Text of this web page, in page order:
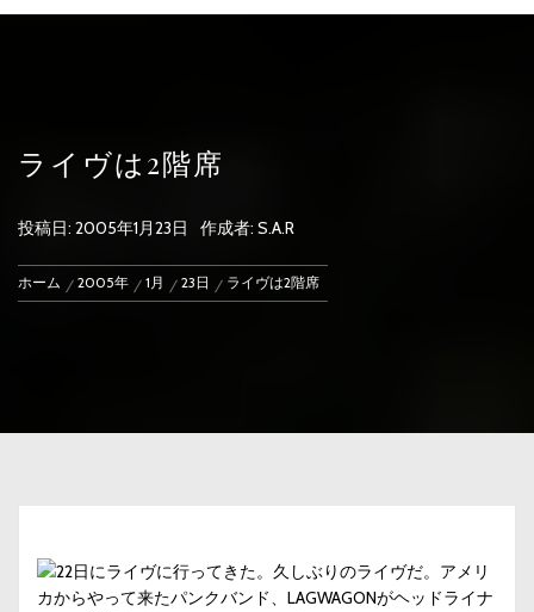
ライヴは2階席
投稿日: 2005年1月23日 作成者: S.A.R
ホーム 2005年 1月 23日 ライヴは2階席
22日にライヴに行ってきた。久しぶりのライヴだ。アメリ
カからやって来たパンクバンド、LAGWAGONがヘッドライナ